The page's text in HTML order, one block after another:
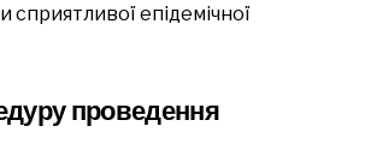
сприятливої епідемічної
проведення